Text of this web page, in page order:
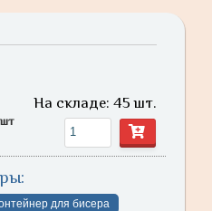
На складе: 45 шт.
для бисера